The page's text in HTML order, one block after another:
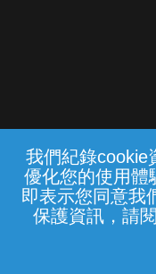
我們紀錄cookie
優化您的使用體
即表示您同意我
保護資訊，請
常見問題 線上
中華電信股
(統一編